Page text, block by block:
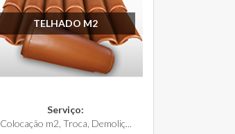
TELHADO M2
Serviço:
Colocação m2, Troca, Demoliç...